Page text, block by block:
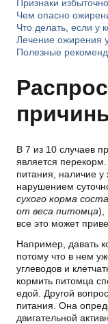
Признаки
Чем опасно
Что делать, если у
Лечение ожирения
Полезные
В 7 из 10 случаев
является
питания, наличие у
нарушением
сухого корма
от веса питомца),
все это может
Например, давать
потому что в нем
углеводов и
кормить питомца
едой. Другой
питания. Она
двигательной